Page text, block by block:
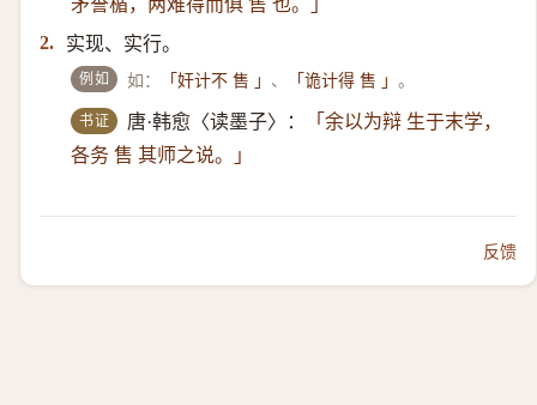
矛誉楯，两难得而俱 售 也。」
2.
实现、实行。
例如 如： 「奸计不 售 」 、 「诡计得 售 」。
书证 唐·韩愈〈读墨子〉：
「余以为辩 生于末学，
各务 售 其师之说。」
反馈